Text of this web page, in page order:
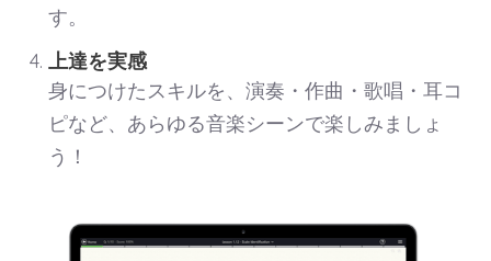
す。
上達を実感
身につけたスキルを、演奏・作曲・歌唱・耳コ
ピなど、あらゆる音楽シーンで楽しみましょ
う！